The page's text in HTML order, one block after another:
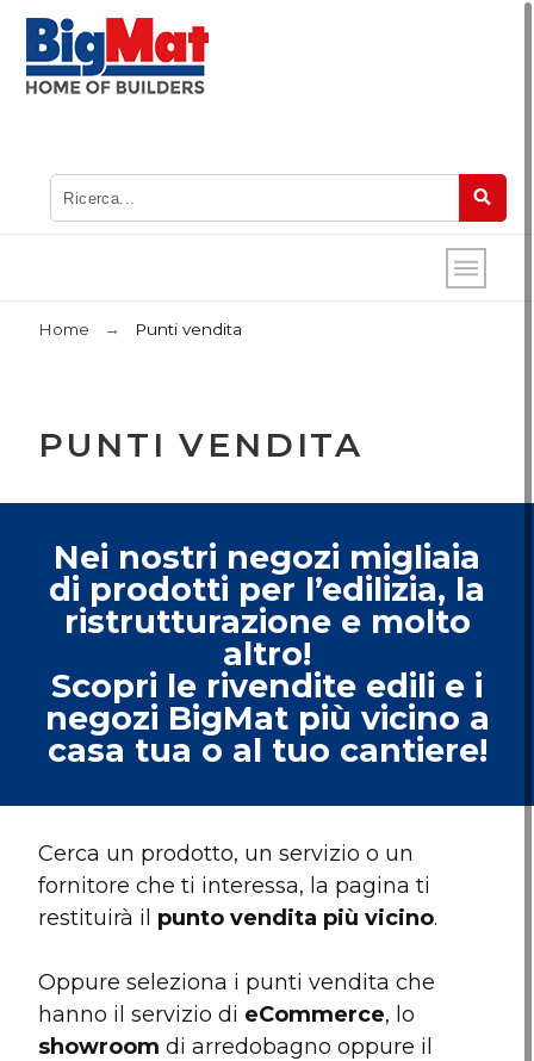
Home Punti vendita
PUNTI VENDITA
Nei nostri negozi migliaia
di prodotti per l’edilizia, la
ristrutturazione e molto
altro!
Scopri le rivendite edili e i
negozi BigMat più vicino a
casa tua o al tuo cantiere!
Cerca un prodotto, un servizio o un
fornitore che ti interessa, la pagina ti
restituirà il punto vendita più vicino.
Oppure seleziona i punti vendita che
hanno il servizio di eCommerce, lo
showroomdi arredobagno oppure il